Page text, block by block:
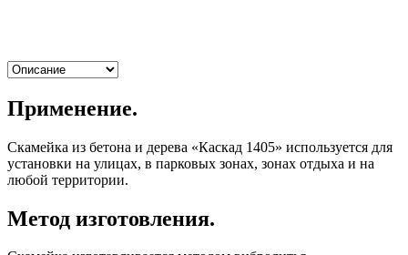
Применение.
Скамейка из бетона и дерева «Каскад 1405» используется для
установки на улицах, в парковых зонах, зонах отдыха и на
любой территории.
Метод изготовления.